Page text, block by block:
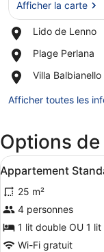
Afficher la carte
Lido de Lenno
Place,
de
Plage Perlana
Place,
Perlana
Villa Balbianello
Place,
Balbianello
Afficher toutes les
Options
Afficher
toutes
les
photos
pour
ce
5
Appartement
25 m²
4 personnes
1 lit double OU 1
Wi-Fi gratuit